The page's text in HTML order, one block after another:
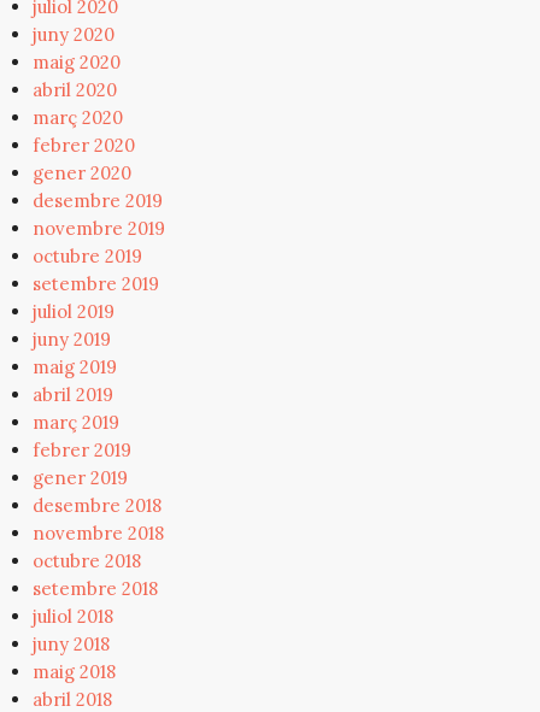
juliol 2020
juny 2020
maig 2020
abril 2020
març 2020
febrer 2020
gener 2020
desembre 2019
novembre 2019
octubre 2019
setembre 2019
juliol 2019
juny 2019
maig 2019
abril 2019
març 2019
febrer 2019
gener 2019
desembre 2018
novembre 2018
octubre 2018
setembre 2018
juliol 2018
juny 2018
maig 2018
abril 2018